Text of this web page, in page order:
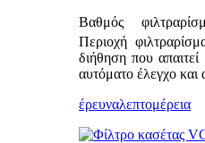
Βαθμός
Περιοχή
διήθηση που
αυτόματο έλεγχο και
έρευναλεπτομέρεια